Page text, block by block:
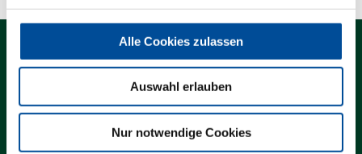
Alle Cookies zulassen
Auswahl erlauben
Nur notwendige Cookies
Kontakt